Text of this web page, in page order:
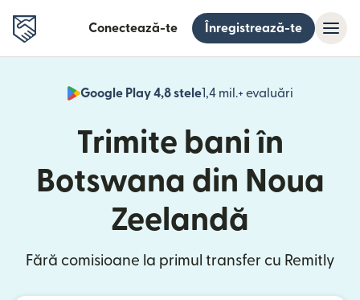
Conectează-te Înregistrează-te
Google Play 4,8 stele1,4 mil.+ evaluări
(se
Trimite bani în
Botswana din Noua
Zeelandă
Fără comisioane la primul transfer cu Remitly